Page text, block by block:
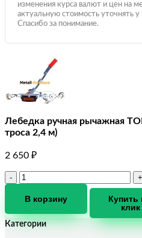
изменения курса валют и цен на
актуальную стоимость уточнять
Спасибо за понимание.
Лебедка ручная рычажная
троса 2,4 м)
2 650 ₽
Количество
Лебедка
рычажная
В корзину
Купить
клик
Категории